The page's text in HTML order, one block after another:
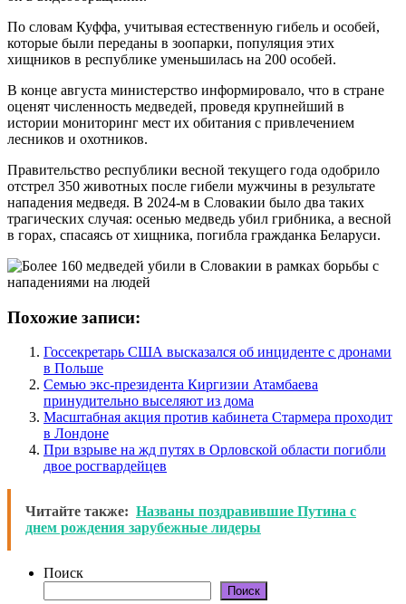
По словам Куффа, учитывая естественную гибель и особей,
которые были переданы в зоопарки, популяция этих
хищников в республике уменьшилась на 200 особей.
В конце августа министерство информировало, что в стране
оценят численность медведей, проведя крупнейший в
истории мониторинг мест их обитания с привлечением
лесников и охотников.
Правительство республики весной текущего года одобрило
отстрел 350 животных после гибели мужчины в результате
нападения медведя. В 2024-м в Словакии было два таких
трагических случая: осенью медведь убил грибника, а весной
в горах, спасаясь от хищника, погибла гражданка Беларуси.
Похожие записи:
Госсекретарь США высказался об инциденте с дронами
в Польше
Семью экс-президента Киргизии Атамбаева
принудительно выселяют из дома
Масштабная акция против кабинета Стармера проходит
в Лондоне
При взрыве на жд путях в Орловской области погибли
двое росгвардейцев
Читайте также: Названы поздравившие Путина с
днем рождения зарубежные лидеры
Поиск
Поиск